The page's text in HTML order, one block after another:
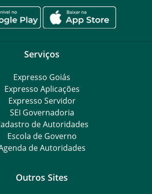
Serviços
Expresso Goiás
Expresso Aplicações
Expresso Servidor
SEI Governadoria
de Autoridades
Escola de Governo
de Autoridades
Outros Sites